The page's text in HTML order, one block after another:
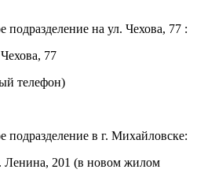
подразделение на ул. Чехова, 77 :
77
телефон)
подразделение в г. Михайловске:
Ленина, 201 (в новом жилом